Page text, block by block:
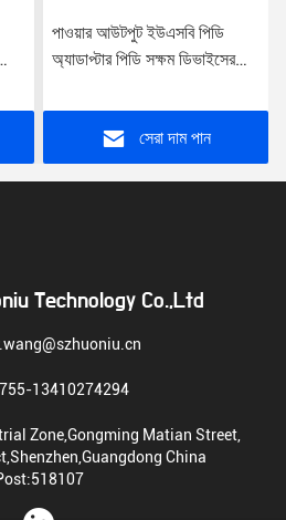
পাওয়ার আউটপুট ইউএসবি পিডি
অ্যাডাপ্টার পিডি সক্ষম ডিভাইসের
অ্যাডাপ্টার সুরক্ষা প্রত্যয়িত
সেরা দাম পান
Technology Co.,Ltd
13410274294
Zone,Gongming Matian Street,
China